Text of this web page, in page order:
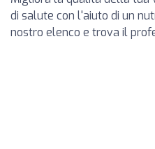
di salute con l'aiuto di un
nostro elenco e trova il